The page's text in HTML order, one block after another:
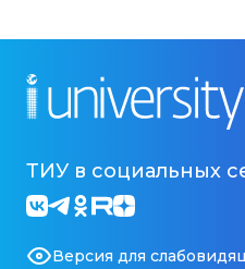
ТИУ в социальных
Версия для